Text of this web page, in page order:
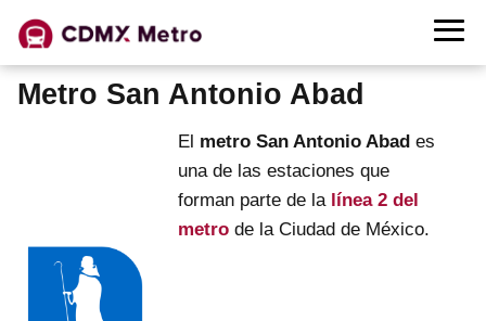
Metro San Antonio Abad
El metro San Antonio Abad es
una de las estaciones que
forman parte de la línea 2 del
metro de la Ciudad de México.